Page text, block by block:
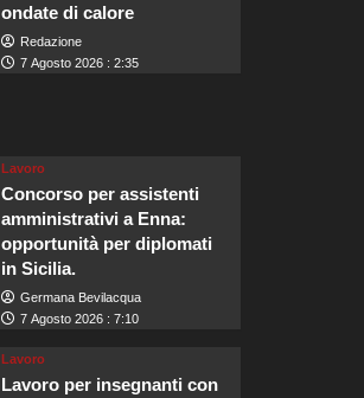
ondate di calore
Redazione
7 Agosto 2026 : 2:35
Lavoro
Concorso per assistenti
amministrativi a Enna:
opportunità per diplomati
in Sicilia.
Germana Bevilacqua
7 Agosto 2026 : 7:10
Lavoro
Lavoro per insegnanti con